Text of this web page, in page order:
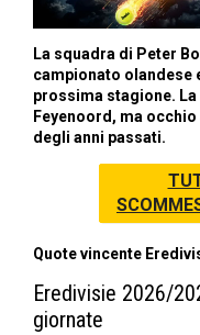
La squadra di Peter
campionato olandese
prossima stagione.
Feyenoord, ma
degli anni passati.
Quote vincente
Eredivisie 2026/
giornate